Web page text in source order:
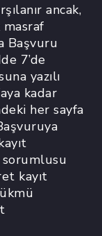
ancak,
Başvuru
7’de
yazılı
kadar
her sayfa
kayıt